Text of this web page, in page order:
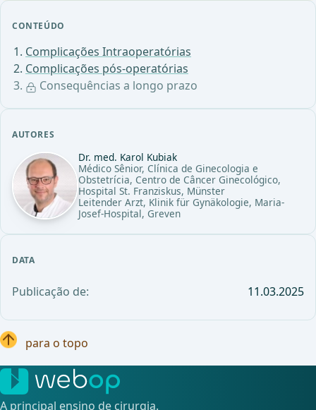
CONTEÚDO
Complicações Intraoperatórias
Complicações pós-operatórias
Consequências a longo prazo
AUTORES
Dr. med. Karol Kubiak
Médico Sênior, Clínica de Ginecologia e
Obstetrícia, Centro de Câncer Ginecológico,
Hospital St. Franziskus, Münster
Leitender Arzt, Klinik für Gynäkologie, Maria-
Josef-Hospital, Greven
DATA
Publicação de: 11.03.2025
para o topo
A principal ensino de cirurgia.